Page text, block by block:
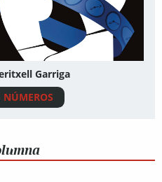
Garriga
NÚMEROS